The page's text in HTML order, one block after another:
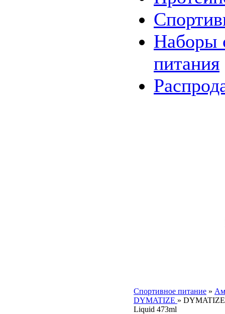
Наборы
питания
Спортивное питание »
DYMATIZE » DYMATIZE
Liquid 473ml